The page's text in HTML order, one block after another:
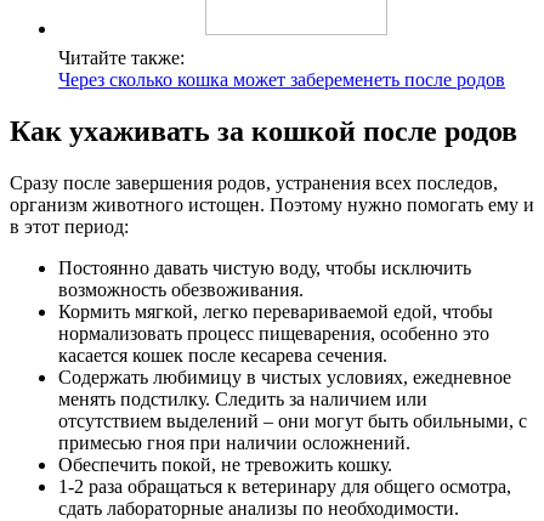
Читайте также:
Через сколько кошка может забеременеть после родов
Как ухаживать за кошкой после родов
Сразу после завершения родов, устранения всех последов,
организм животного истощен. Поэтому нужно помогать ему и
в этот период:
Постоянно давать чистую воду, чтобы исключить
возможность обезвоживания.
Кормить мягкой, легко перевариваемой едой, чтобы
нормализовать процесс пищеварения, особенно это
касается кошек после кесарева сечения.
Содержать любимицу в чистых условиях, ежедневное
менять подстилку. Следить за наличием или
отсутствием выделений – они могут быть обильными, с
примесью гноя при наличии осложнений.
Обеспечить покой, не тревожить кошку.
1-2 раза обращаться к ветеринару для общего осмотра,
сдать лабораторные анализы по необходимости.